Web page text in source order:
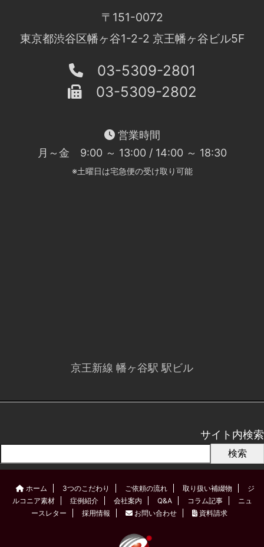
〒151-0072
東京都渋谷区幡ヶ谷1-2-2 京王幡ヶ谷ビル5F
03-5309-2801
03-5309-2802
営業時間
月～金 9:00 ～ 13:00 / 14:00 ～ 18:30
※土曜日は宅急便の受け取り可能
京王新線 幡ヶ谷駅 駅ビル
サイト内検索
検索
ホーム 3つのこだわり ご依頼の流れ 取り扱い補綴物
ジ
ルコニア素材
症例紹介 会社案内 Q&A コラム記事
ニュ
ースレター
採用情報 お問い合わせ 資料請求